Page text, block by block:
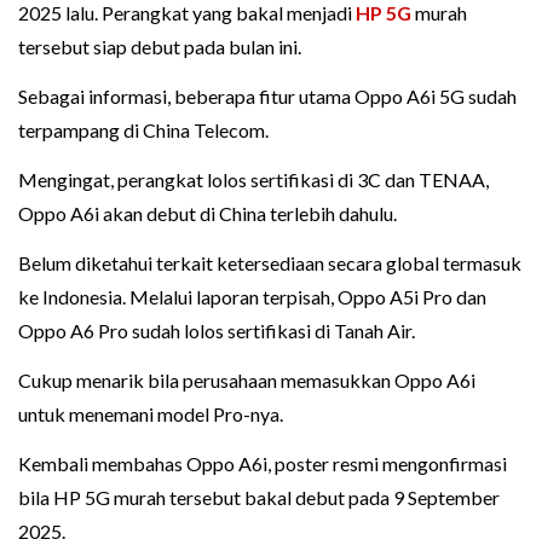
2025 lalu. Perangkat yang bakal menjadi HP 5G murah
tersebut siap debut pada bulan ini.
Sebagai informasi, beberapa fitur utama Oppo A6i 5G sudah
terpampang di China Telecom.
Mengingat, perangkat lolos sertifikasi di 3C dan TENAA,
Oppo A6i akan debut di China terlebih dahulu.
Belum diketahui terkait ketersediaan secara global termasuk
ke Indonesia. Melalui laporan terpisah, Oppo A5i Pro dan
Oppo A6 Pro sudah lolos sertifikasi di Tanah Air.
Cukup menarik bila perusahaan memasukkan Oppo A6i
untuk menemani model Pro-nya.
Kembali membahas Oppo A6i, poster resmi mengonfirmasi
bila HP 5G murah tersebut bakal debut pada 9 September
2025.